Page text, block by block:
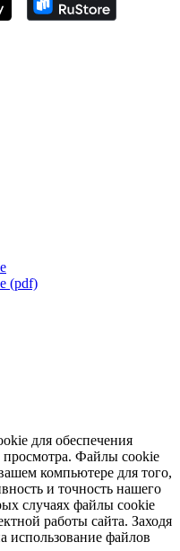
(pdf)
для обеспечения
просмотра. Файлы cookie
компьютере для того,
и точность нашего
случаях файлы cookie
работы сайта. Заходя
использование файлов